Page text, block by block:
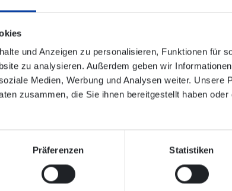
und Anzeigen zu personalisieren, Funktionen für
zu analysieren. Außerdem geben wir
Medien, Werbung und Analysen weiter. Unsere
zusammen, die Sie ihnen bereitgestellt haben
Präferenzen Statistiken
Verbindungsauskunft enthalten!
Mittelrhein (verkehrsbetriebe-